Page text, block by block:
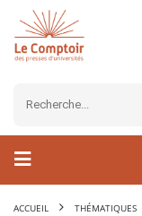
ACCUEIL THÉMATIQUES